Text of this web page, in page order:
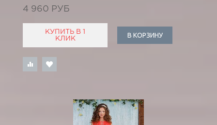
4 960 РУБ
КУПИТЬ В 1
КЛИК
В КОРЗИНУ